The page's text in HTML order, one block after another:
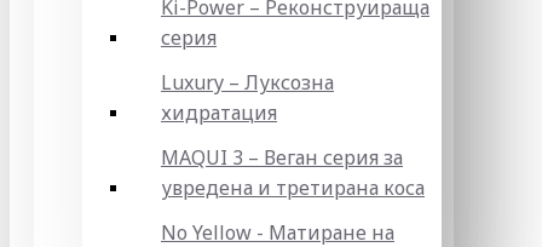
Ki-Power – Реконструираща
серия
Luxury – Луксозна
хидратация
MAQUI 3 – Веган серия за
увредена и третирана коса
No Yellow - Матиране на